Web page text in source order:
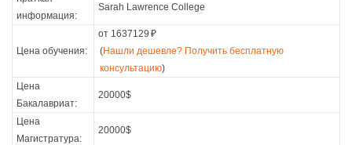
информация:
Sarah Lawrence College
Цена обучения:
от 1637129 ₽
(Нашли дешевле? Получить бесплатную
консультацию)
Цена
Бакалавриат:
20000$
Цена
Магистратура:
20000$